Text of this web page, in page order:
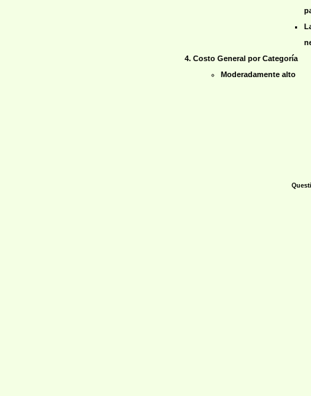
Costo General por Categoría
Moderadamente alto